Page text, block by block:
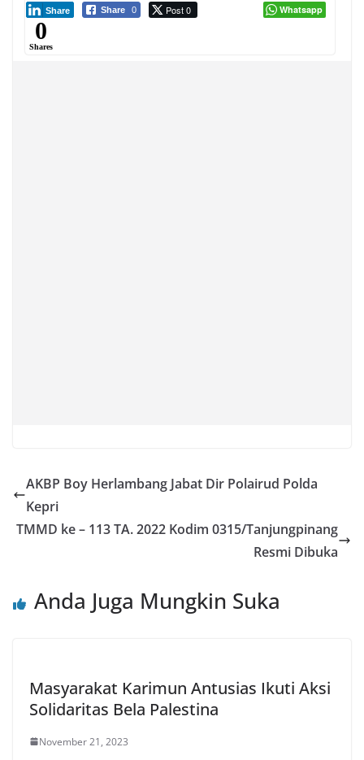
Share 0 Post 0
Share Whatsapp
0
Shares
AKBP Boy Herlambang Jabat Dir Polairud Polda
Kepri
TMMD ke – 113 TA. 2022 Kodim 0315/Tanjungpinang
Resmi Dibuka
Anda Juga Mungkin Suka
Masyarakat Karimun Antusias Ikuti Aksi
Solidaritas Bela Palestina
November 21, 2023